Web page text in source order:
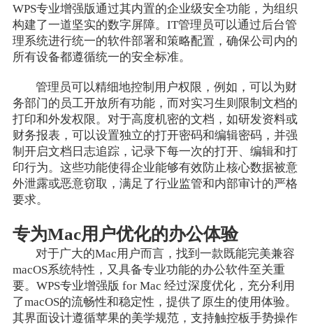
WPS专业增强版通过其内置的企业级安全功能，为组织
构建了一道坚实的数字屏障。IT管理员可以通过后台管
理系统进行统一的软件部署和策略配置，确保公司内的
所有设备都遵循统一的安全标准。
管理员可以精细地控制用户权限，例如，可以为财
务部门的员工开放所有功能，而对实习生则限制文档的
打印和外发权限。对于高度机密的文档，如研发资料或
财务报表，可以设置独立的打开密码和编辑密码，并强
制开启文档日志追踪，记录下每一次的打开、编辑和打
印行为。这些功能使得企业能够有效防止核心数据被意
外泄露或恶意窃取，满足了行业监管和内部审计的严格
要求。
专为Mac用户优化的办公体验
对于广大的Mac用户而言，找到一款既能完美兼容
macOS系统特性，又具备专业功能的办公软件至关重
要。WPS专业增强版 for Mac 经过深度优化，充分利用
了macOS的流畅性和稳定性，提供了原生的使用体验。
其界面设计遵循苹果的美学规范，支持触控板手势操作